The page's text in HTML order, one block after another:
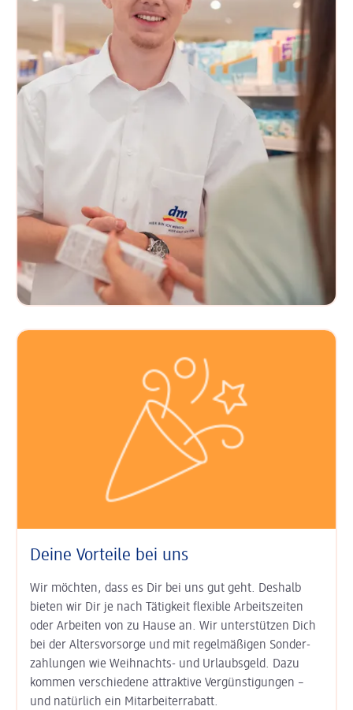
Deine Vorteile bei uns
Wir möchten, dass es Dir bei uns gut geht. Deshalb
bieten wir Dir je nach Tätigkeit flexible Arbeits­zeiten
oder Arbeiten von zu Hause an. Wir unter­stützen Dich
bei der Alters­vorsorge und mit regel­mäßigen Sonder­
zahlungen wie Weihnachts- und Urlaubs­geld. Dazu
kommen ver­schiedene attraktive Ver­günsti­gungen –
und natürlich ein Mitarbeiter­rabatt.